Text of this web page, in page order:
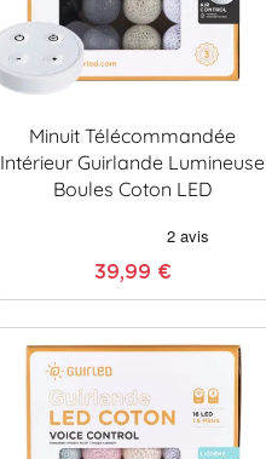
Minuit Télécommandée
Intérieur Guirlande Lumineuse
Boules Coton LED
39,99 €